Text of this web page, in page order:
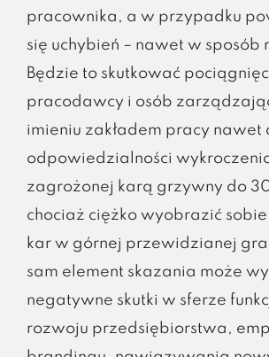
pracownika, a w przypadku
się uchybień – nawet w sposób
Będzie to skutkować
pracodawcy i osób
imieniu zakładem pracy nawet
odpowiedzialności
zagrożonej karą grzywny do
chociaż ciężko wyobrazić sobie
kar w górnej przewidzianej
sam element skazania może
negatywne skutki w sferze
rozwoju przedsiębiorstwa,